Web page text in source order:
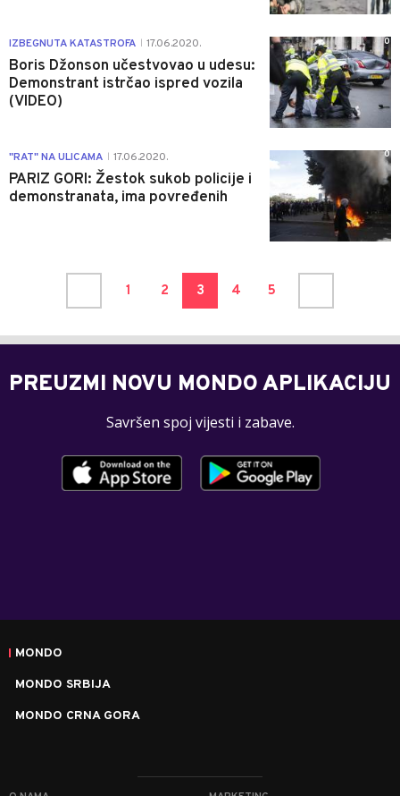
IZBEGNUTA KATASTROFA 17.06.2020.
Boris Džonson učestvovao u udesu:
Demonstrant istrčao ispred vozila
(VIDEO)
0
"RAT" NA ULICAMA 17.06.2020.
PARIZ GORI: Žestok sukob policije i
demonstranata, ima povređenih
0
1 2 3 4 5
PREUZMI NOVU MONDO APLIKACIJU
Savršen spoj vijesti i zabave.
MONDO
MONDO SRBIJA
MONDO CRNA GORA